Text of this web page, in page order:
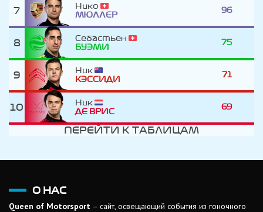
7
Нико
МЮЛЛЕР
96
8
Себастьен
БУЭМИ
75
9
Ник
КЭССИДИ
71
10
Ник
ДЕ ВРИC
69
ПЕРЕЙТИ К ТАБЛИЦАМ
О НАС
Queen of Motorsport – сайт, освещающий события из гоночного